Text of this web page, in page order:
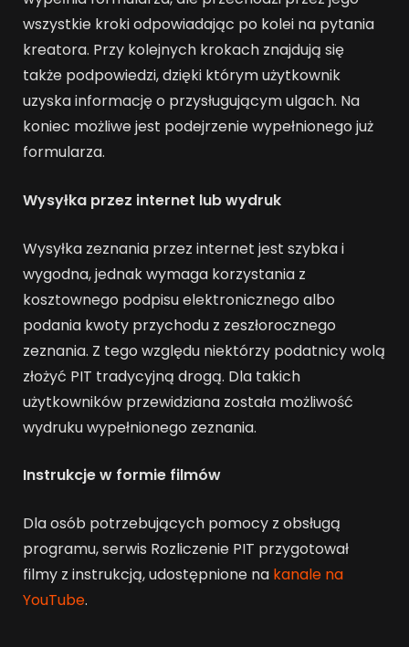
wszystkie kroki odpowiadając po kolei na pytania
kreatora. Przy kolejnych krokach znajdują się
także podpowiedzi, dzięki którym użytkownik
uzyska informację o przysługującym ulgach. Na
koniec możliwe jest podejrzenie wypełnionego już
formularza.
Wysyłka przez internet lub wydruk
Wysyłka zeznania przez internet jest szybka i
wygodna, jednak wymaga korzystania z
kosztownego podpisu elektronicznego albo
podania kwoty przychodu z zeszłorocznego
zeznania. Z tego względu niektórzy podatnicy wolą
złożyć PIT tradycyjną drogą. Dla takich
użytkowników przewidziana została możliwość
wydruku wypełnionego zeznania.
Instrukcje w formie filmów
Dla osób potrzebujących pomocy z obsługą
programu, serwis Rozliczenie PIT przygotował
filmy z instrukcją, udostępnione na kanale na
YouTube.